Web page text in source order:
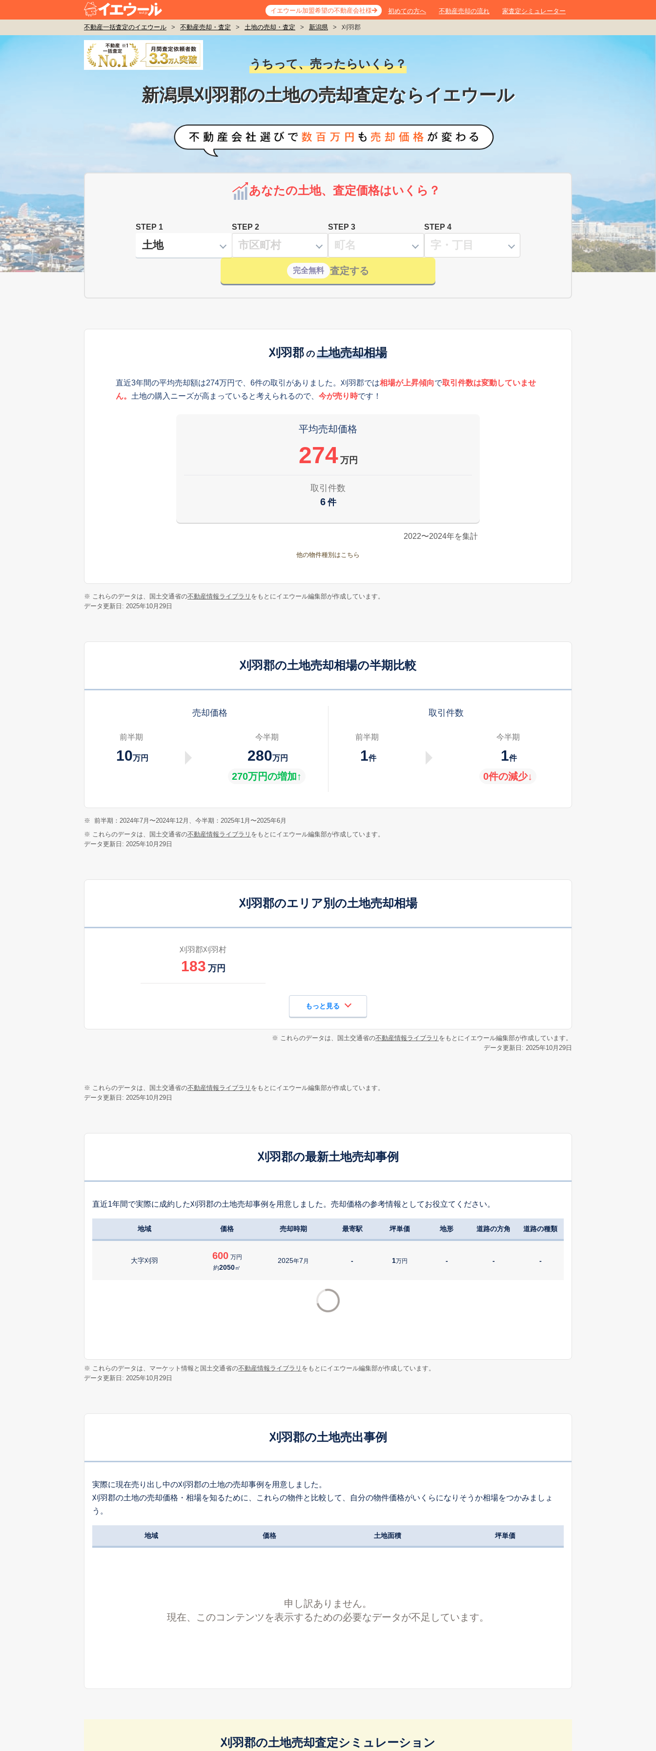
イエウール加盟希望の不動産会社様 初めての方へ 不動産売却の流れ 家査定シミュレーター
不動産一括査定のイエウール > 不動産売却・査定 > 土地の売却・査定 > 新潟県 > 刈羽郡
うちって、売ったらいくら？
新潟県刈羽郡の土地の売却査定ならイエウール
あなたの土地、査定価格はいくら？
STEP 1 STEP 2 STEP 3 STEP 4
完全無料 査定する
刈羽郡 の 土地売却相場
直近3年間の平均売却額は274万円で、6件の取引がありました。刈羽郡では相場が上昇傾向で取引件数は変動していませ
ん。 土地の購入ニーズが高まっていると考えられるので、 今が売り時です！
平均売却価格
274 万円
取引件数
6 件
2022〜2024年を集計
他の物件種別はこちら
※ これらのデータは、国土交通省の不動産情報ライブラリ をもとにイエウール編集部が作成しています。
データ更新日: 2025年10月29日
刈羽郡の土地売却相場の半期比較
売却価格
前半期
10万円
今半期
280万円
270万円の増加↑
取引件数
前半期
1件
今半期
1件
0件の減少↓
※
前半期：2024年7月〜2024年12月、今半期：2025年1月〜2025年6月
※ これらのデータは、国土交通省の不動産情報ライブラリ をもとにイエウール編集部が作成しています。
データ更新日: 2025年10月29日
刈羽郡のエリア別の土地売却相場
刈羽郡刈羽村
183 万円
もっと見る
※ これらのデータは、国土交通省の不動産情報ライブラリ をもとにイエウール編集部が作成しています。
データ更新日: 2025年10月29日
※ これらのデータは、国土交通省の不動産情報ライブラリ をもとにイエウール編集部が作成しています。
データ更新日: 2025年10月29日
刈羽郡の最新土地売却事例
直近1年間で実際に成約した刈羽郡の土地売却事例を用意しました。売却価格の参考情報としてお役立てください。
地域 価格 売却時期 最寄駅 坪単価 地形 道路の方角 道路の種類
大字刈羽 600 万円
約2050㎡
2025年7 月 - 1万円 - - -
※ これらのデータは、マーケット情報と国土交通省の不動産情報ライブラリ をもとにイエウール編集部が作成しています。
データ更新日: 2025年10月29日
刈羽郡の土地売出事例
実際に現在売り出し中の刈羽郡の土地の売却事例を用意しました。
刈羽郡の土地の売却価格・相場を知るために、これらの物件と比較して、自分の物件価格がいくらになりそうか相場をつかみましょ
う。
地域 価格 土地面積 坪単価
申し訳ありません。
現在、このコンテンツを表示するための必要なデータが不足しています。
刈羽郡の土地売却査定シミュレーション